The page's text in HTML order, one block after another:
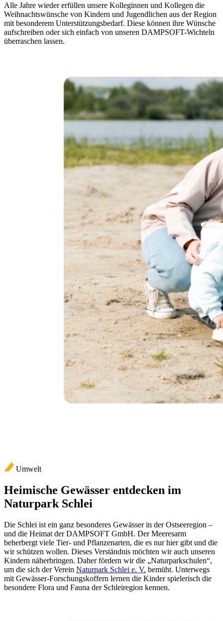
Alle Jahre wieder erfüllen unsere Kolleginnen und Kollegen die
Weihnachtswünsche von Kindern und Jugendlichen aus der Region
mit besonderem Unterstützungsbedarf. Diese können ihre Wünsche
aufschreiben oder sich einfach von unseren DAMPSOFT-Wichteln
überraschen lassen.
Umwelt
Heimische Gewässer entdecken im
Naturpark Schlei
Die Schlei ist ein ganz besonderes Gewässer in der Ostseeregion –
und die Heimat der DAMPSOFT GmbH. Der Meeresarm
beherbergt viele Tier- und Pflanzenarten, die es nur hier gibt und die
wir schützen wollen. Dieses Verständnis möchten wir auch unseren
Kindern näherbringen. Daher fördern wir die „Naturparkschulen“,
um die sich der Verein Naturpark Schlei e. V. bemüht. Unterwegs
mit Gewässer-Forschungskoffern lernen die Kinder spielerisch die
besondere Flora und Fauna der Schleiregion kennen.